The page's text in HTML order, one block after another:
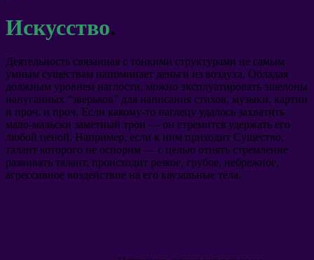
Искусство.
Деятельность связанная с тонкими структурами не самым
умным существам напоминает деньги из воздуха. Обладая
должным уровнем наглости, можно эксплуатировать эшелоны
напуганных “зверьков” для написания стихов, музыки, картин
и проч. и проч. Если какому-то наглецу удалось захватить
мало-мальски заметный трон — он стремится удержать его
любой ценой. Например, если к ним приходит Существо,
талант которого не оспорим — с целью отнять стремление
развивать талант, происходит резкое, грубое, небрежное,
агрессивное воздействие на его каузальные тела.